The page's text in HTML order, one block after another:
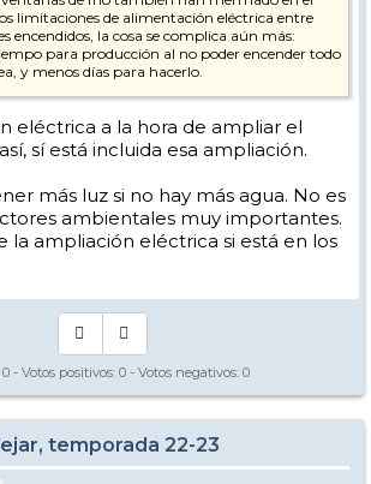
limitaciones de alimentación eléctrica entre
encendidos, la cosa se complica aún más:
para producción al no poder encender todo
y menos días para hacerlo.
eléctrica a la hora de ampliar el
sí está incluida esa ampliación.
más luz si no hay más agua. No es
ambientales muy importantes.
la ampliación eléctrica si está en los
0 - Votos positivos: 0 - Votos negativos: 0
temporada 22-23